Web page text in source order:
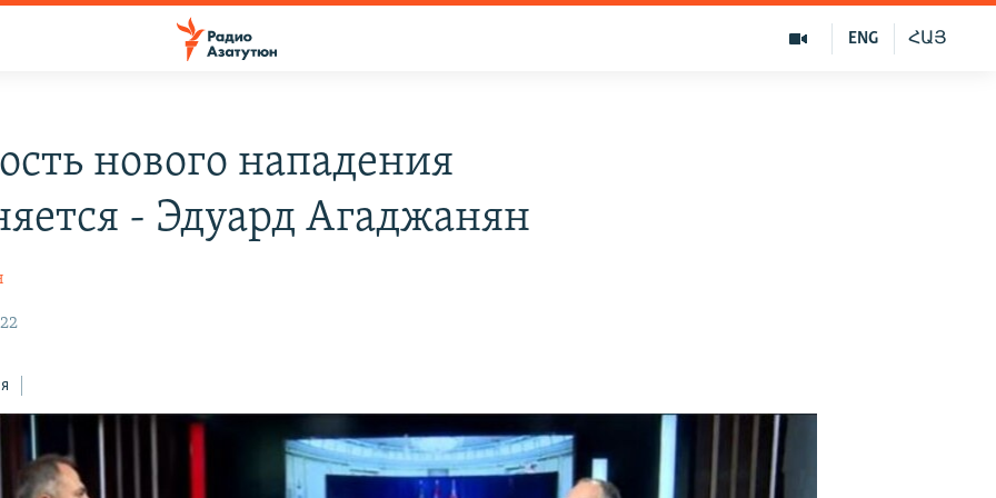
ՀԱՅ
ENG
нового нападения
- Эдуард Агаджанян